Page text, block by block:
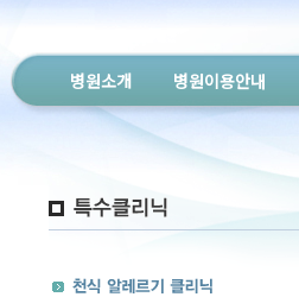
병원소개 병원이용안내